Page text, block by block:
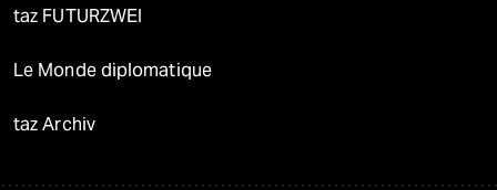
taz FUTURZWEI
Le Monde diplomatique
taz Archiv